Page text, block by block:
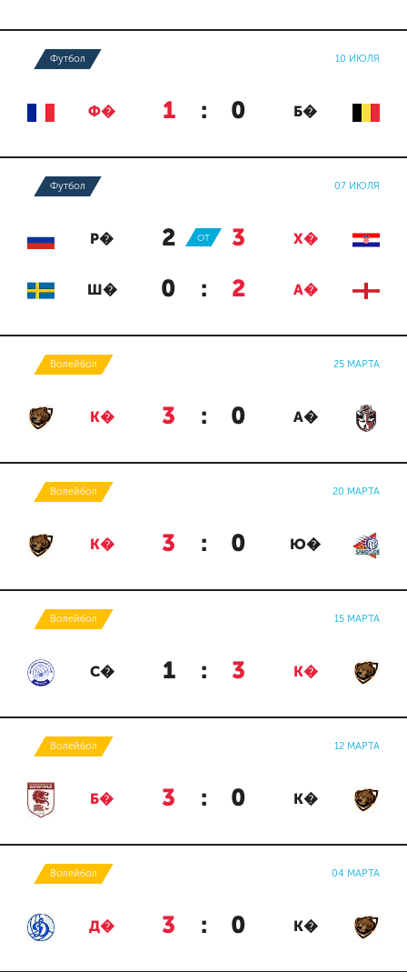
Футбол 10 ИЮЛЯ
Ф� 1 : 0 Б�
Футбол 07 ИЮЛЯ
Р� 2 : 3 Х�
ОТ
Ш� 0 : 2 А�
Волейбол 25 МАРТА
К� 3 : 0 А�
Волейбол 20 МАРТА
К� 3 : 0 Ю�
Волейбол 15 МАРТА
С� 1 : 3 К�
Волейбол 12 МАРТА
Б� 3 : 0 К�
Волейбол 04 МАРТА
Д� 3 : 0 К�